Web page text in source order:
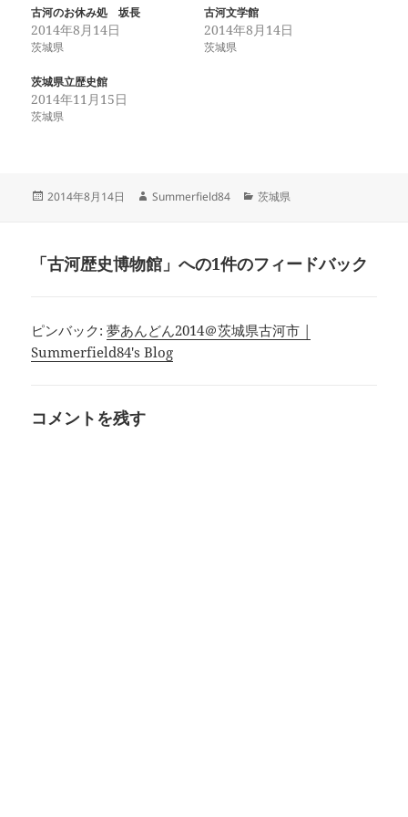
古河のお休み処 坂長
2014年8月14日
茨城県
古河文学館
2014年8月14日
茨城県
茨城県立歴史館
2014年11月15日
茨城県
投
2014年8月14日
作
Summerfield84
カ
ー
茨城県
「古河歴史博物館」への1件のフィードバック
ピンバック:夢あんどん2014＠茨城県古河市 |
Summerfield84's Blog
コメントを残す